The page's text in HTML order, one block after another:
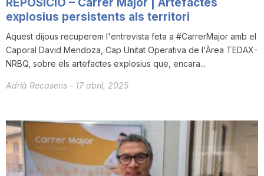
r
g
explosius persistents als territori
Aquest dijous recuperem l'entrevista feta a #CarrerMajor amb el
Caporal David Mendoza, Cap Unitat Operativa de l'Àrea TEDAX-
NRBQ, sobre els artefactes explosius que, encara...
Adrià Recasens - 17 abril, 2025